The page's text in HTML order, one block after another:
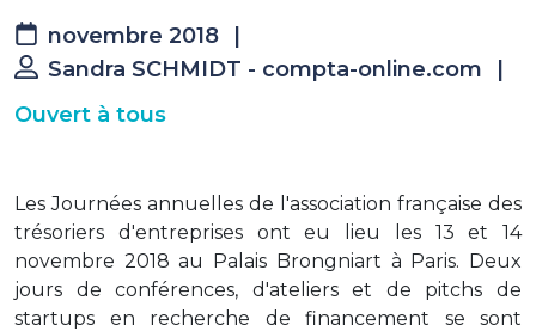
novembre 2018
Sandra SCHMIDT - compta-online.com
Ouvert à tous
Les Journées annuelles de l'association française des
trésoriers d'entreprises ont eu lieu les 13 et 14
novembre 2018 au Palais Brongniart à Paris. Deux
jours de conférences, d'ateliers et de pitchs de
startups en recherche de financement se sont